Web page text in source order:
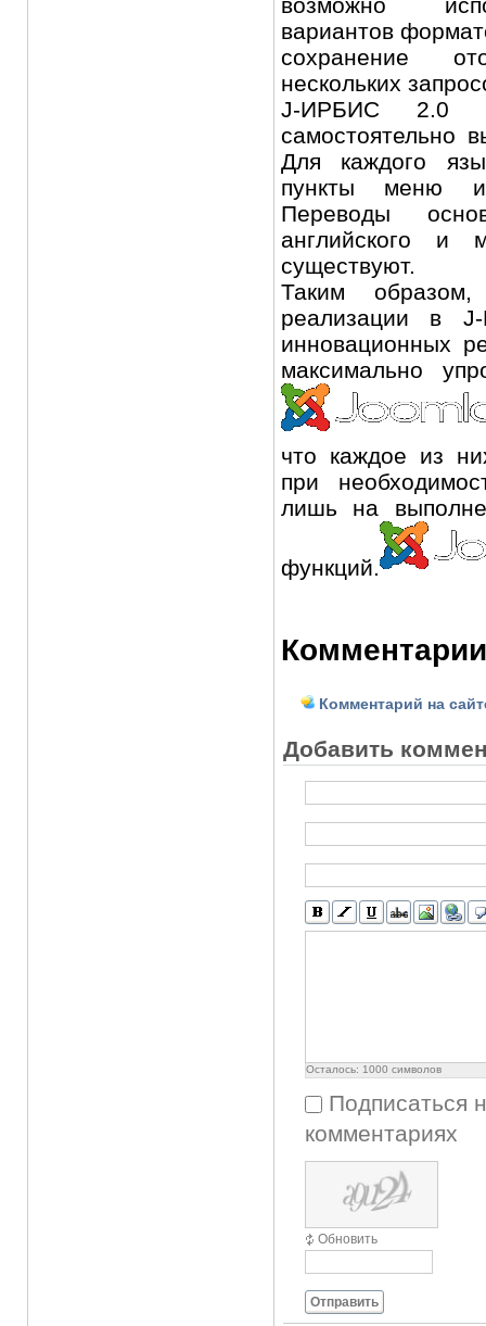
вариантов
сохранение
нескольких
J-ИРБИС 2.0
самостоятельно
Для каждого
пункты меню и
Переводы
английского и
существуют.
Таким
реализации в
инновационных
максимально
что каждое из
при
лишь на
функций.
Комментарий на
Добавить
Осталось: 1000 символов
Подписаться
комментариях
Обновить
Отправить